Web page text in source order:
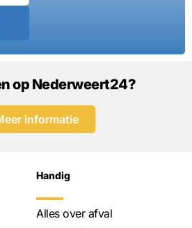
op Nederweert24?
informatie
Handig
Alles over afval